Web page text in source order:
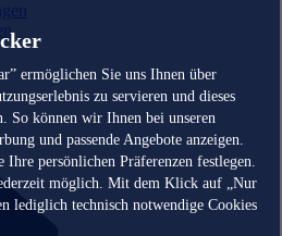
ermöglichen Sie uns Ihnen über
zu servieren und dieses
So können wir Ihnen bei unseren
und passende Angebote anzeigen.
Ihre persönlichen Präferenzen festlegen.
möglich. Mit dem Klick auf „Nur
lediglich technisch notwendige Cookies